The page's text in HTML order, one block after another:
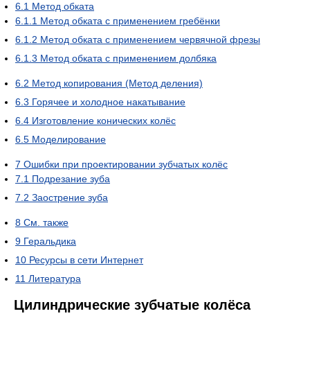
6.1 Метод обката
6.1.1 Метод обката с применением гребёнки
6.1.2 Метод обката с применением червячной фрезы
6.1.3 Метод обката с применением долбяка
6.2 Метод копирования (Метод деления)
6.3 Горячее и холодное накатывание
6.4 Изготовление конических колёс
6.5 Моделирование
7 Ошибки при проектировании зубчатых колёс
7.1 Подрезание зуба
7.2 Заострение зуба
8 См. также
9 Геральдика
10 Ресурсы в сети Интернет
11 Литература
Цилиндрические зубчатые колёса